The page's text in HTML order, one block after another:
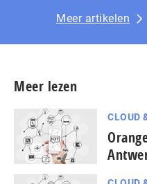
Meer artikelen
Meer lezen
CLOUD